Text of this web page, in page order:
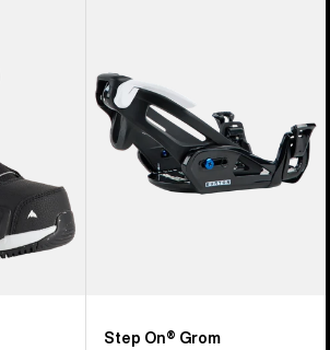
für
Kinder
Step On® Grom